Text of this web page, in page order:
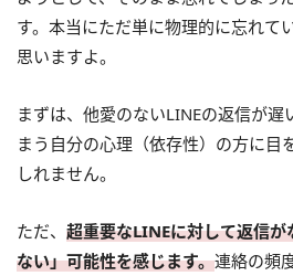
す。本当にただ単に物理的に忘れて
思いますよ。
まずは、他愛のないLINEの返信が遅
まう自分の心理（依存性）の方に目
しれません。
ただ、 超重要なLINEに対して返信
ない」可能性を感じます。連絡の頻